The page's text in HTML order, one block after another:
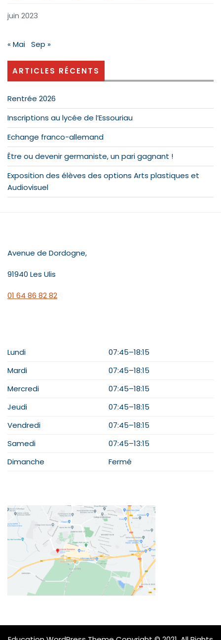
juin 2023
« Mai Sep »
ARTICLES RÉCENTS
Rentrée 2026
Inscriptions au lycée de l’Essouriau
Echange franco-allemand
Être ou devenir germaniste, un pari gagnant !
Exposition des élèves des options Arts plastiques et
Audiovisuel
Avenue de Dordogne,
91940 Les Ulis
01 64 86 82 82
Lundi
07:45–18:15
Mardi
07:45–18:15
Mercredi
07:45–18:15
Jeudi
07:45–18:15
Vendredi
07:45–18:15
Samedi
07:45–13:15
Dimanche
Fermé